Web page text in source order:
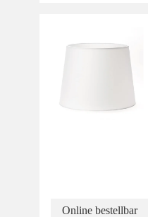
Online bestellbar